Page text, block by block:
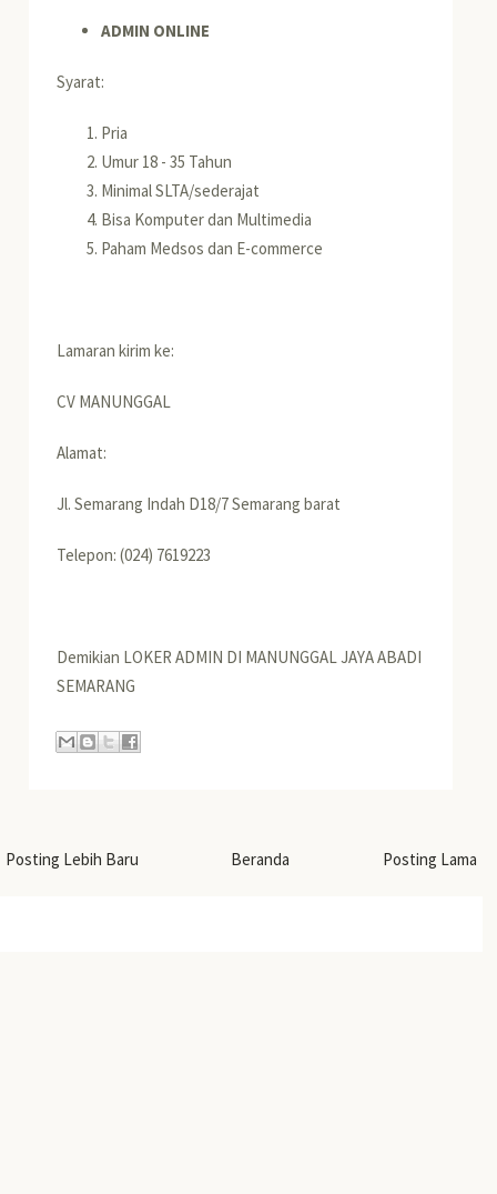
ADMIN ONLINE
Syarat:
Pria
Umur 18 - 35 Tahun
Minimal SLTA/sederajat
Bisa Komputer dan Multimedia
Paham Medsos dan E-commerce
Lamaran kirim ke:
CV MANUNGGAL
Alamat:
Jl. Semarang Indah D18/7 Semarang barat
Telepon: (024) 7619223
Demikian LOKER ADMIN DI MANUNGGAL JAYA ABADI
SEMARANG
Posting Lebih Baru Posting Lama
Beranda